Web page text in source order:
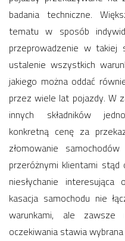
badania techniczne.
tematu w sposób
przeprowadzenie w
ustalenie wszystkich
jakiego można oddać
przez wiele lat pojazdy. W
innych składników
konkretną cenę za
złomowanie
przeróżnymi klientami
niesłychanie
kasacja samochodu nie
warunkami, ale zawsze
oczekiwania stawia